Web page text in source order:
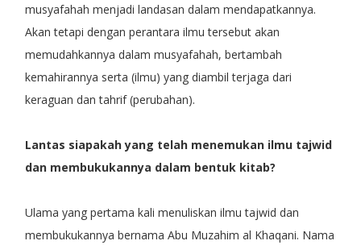
musyafahah menjadi landasan dalam mendapatkannya.
Akan tetapi dengan perantara ilmu tersebut akan
memudahkannya dalam musyafahah, bertambah
kemahirannya serta (ilmu) yang diambil terjaga dari
keraguan dan tahrif (perubahan).
Lantas siapakah yang telah menemukan ilmu tajwid
dan membukukannya dalam bentuk kitab?
Ulama yang pertama kali menuliskan ilmu tajwid dan
membukukannya bernama Abu Muzahim al Khaqani. Nama